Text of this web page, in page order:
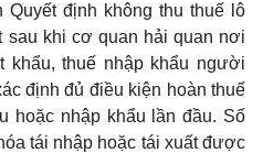
Quyết định không thu thuế lô
sau khi cơ quan hải quan nơi
khẩu, thuế nhập khẩu người
địnhđủ điều kiện hoàn thuế
hoặc nhập khẩu lần đầu. Số
tái nhập hoặc tái xuất được